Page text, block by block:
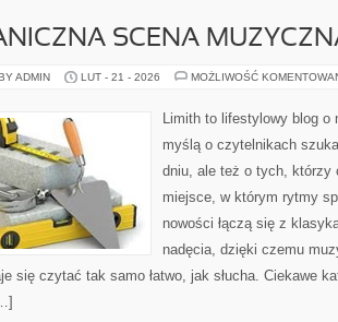
SCENA
ADMIN LUT - 21 - 2026 MOŻLIWOŚĆ
Limith to lifestylowy blog o
myślą o czytelnikach
dniu, ale też o tych, którzy
miejsce, w którym rytmy
nowości łączą się z
nadęcia, dzięki czemu
się czytać tak samo łatwo, jak słucha. Ciekawe